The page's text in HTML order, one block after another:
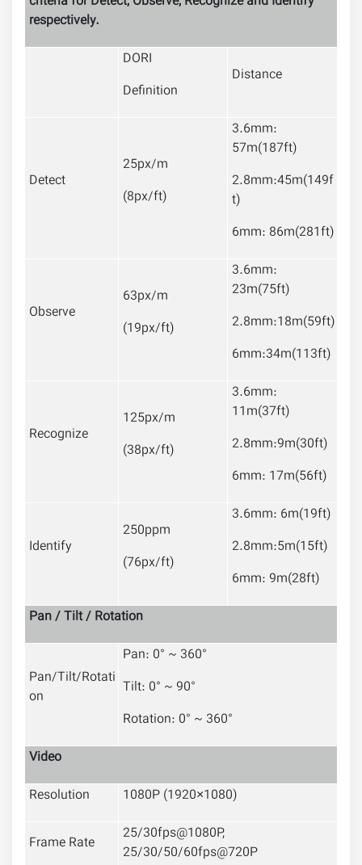
respectively.
DORI
Definition
Distance
Detect
25px/m
(8px/ft)
3.6mm:
57m(187ft)
2.8mm:45m(149f
t)
6mm: 86m(281ft)
Observe
63px/m
(19px/ft)
3.6mm:
23m(75ft)
2.8mm:18m(59ft)
6mm:34m(113ft)
Recognize
125px/m
(38px/ft)
3.6mm:
11m(37ft)
2.8mm:9m(30ft)
6mm: 17m(56ft)
Identify
250ppm
(76px/ft)
3.6mm: 6m(19ft)
2.8mm:5m(15ft)
6mm: 9m(28ft)
Pan / Tilt / Rotation
Pan/Tilt/Rotati
on
Pan: 0° ~ 360°
Tilt: 0° ~ 90°
Rotation: 0° ~ 360°
Video
Resolution
1080P (1920×1080)
Frame Rate
25/30fps@1080P,
25/30/50/60fps@720P